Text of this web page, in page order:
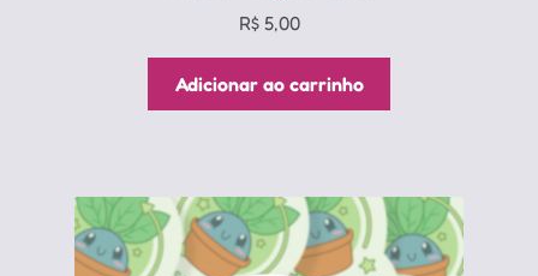
R$5,00
Adicionar ao carrinho